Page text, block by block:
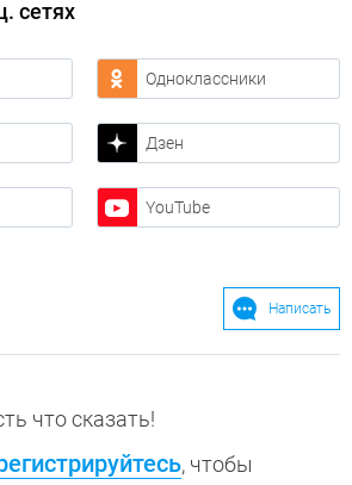
сетях
Одноклассники
Дзен
YouTube
Написать
что сказать!
, чтобы